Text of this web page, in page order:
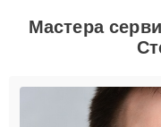
Мастера